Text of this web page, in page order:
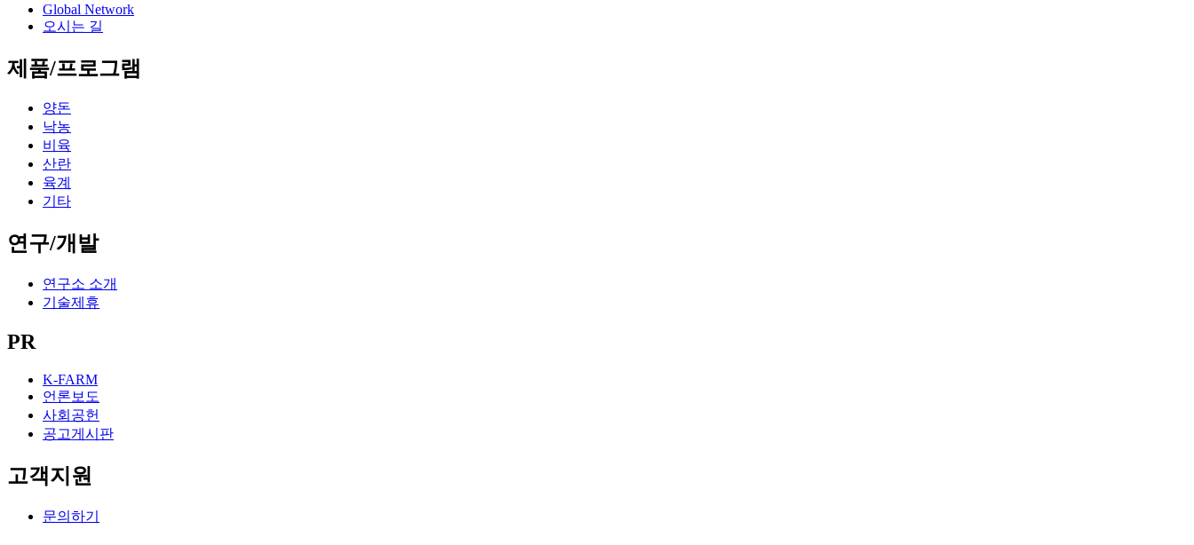
Global Network
오시는 길
제품/프로그램
양돈
낙농
비육
산란
육계
기타
연구/개발
연구소 소개
기술제휴
PR
K-FARM
언론보도
사회공헌
공고게시판
고객지원
문의하기